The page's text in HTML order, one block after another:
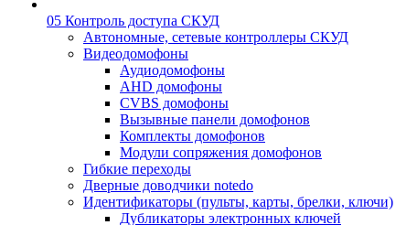
05 Контроль доступа СКУД
Автономные, сетевые контроллеры СКУД
Видеодомофоны
Аудиодомофоны
AHD домофоны
CVBS домофоны
Вызывные панели домофонов
Комплекты домофонов
Модули сопряжения домофонов
Гибкие переходы
Дверные доводчики notedo
Идентификаторы (пульты, карты, брелки, ключи)
Дубликаторы электронных ключей